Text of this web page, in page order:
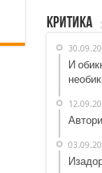
Критика
И